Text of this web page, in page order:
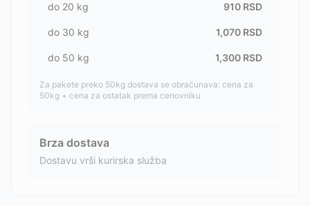
do 20 kg 910 RSD
do 30 kg 1,070 RSD
do 50 kg 1,300 RSD
Za pakete preko 50kg dostava se obračunava: cena za
50kg + cena za ostatak prema cenovniku
Brza dostava
Dostavu vrši kurirska služba